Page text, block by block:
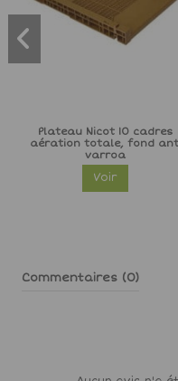
pour ruche - La
paire
Commentaires (0)